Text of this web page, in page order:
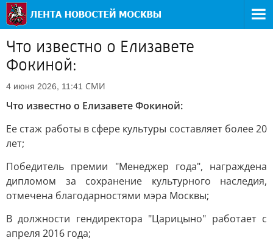
Что известно о Елизавете
Фокиной:
4 июня 2026, 11:41 СМИ
Что известно о Елизавете Фокиной:
Ее стаж работы в сфере культуры составляет более 20
лет;
Победитель премии "Менеджер года", награждена
дипломом за сохранение культурного наследия,
отмечена благодарностями мэра Москвы;
В должности гендиректора "Царицыно" работает с
апреля 2016 года;